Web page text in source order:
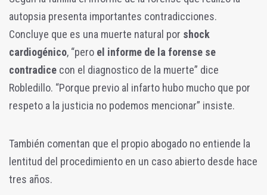
autopsia presenta importantes contradicciones.
Concluye que es una muerte natural por shock
cardiogénico, “pero el informe de la forense se
contradice con el diagnostico de la muerte” dice
Robledillo. “Porque previo al infarto hubo mucho que por
respeto a la justicia no podemos mencionar” insiste.
También comentan que el propio abogado no entiende la
lentitud del procedimiento en un caso abierto desde hace
tres años.